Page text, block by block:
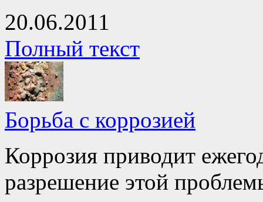
20.06.2011
Полный текст
Борьба с коррозией
Коррозия приводит
разрешение этой